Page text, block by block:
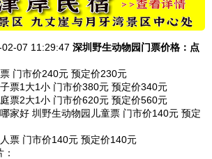
07 11:29:47 深圳野生动物园门票价格：点
门市价240元 预定价230元
票1大1小 门市价380元 预定价340元
票2大1小 门市价620元 预定价560元
家好 圳野生动物园儿童票 门市价140元 预定
票 门市价140元 预定价140元